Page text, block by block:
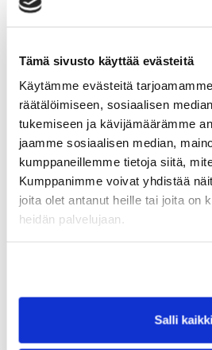
Tämä sivusto käyttää evästeitä
Käytämme evästeitä
räätälöimiseen, sosiaalisen
tukemiseen ja kävijämäärämme
jaamme sosiaalisen median,
kumppaneillemme tietoja siitä,
Kumppanimme voivat yhdistää
joita olet antanut heille tai joita on
heidän palvelujaan.
Salli kaikki